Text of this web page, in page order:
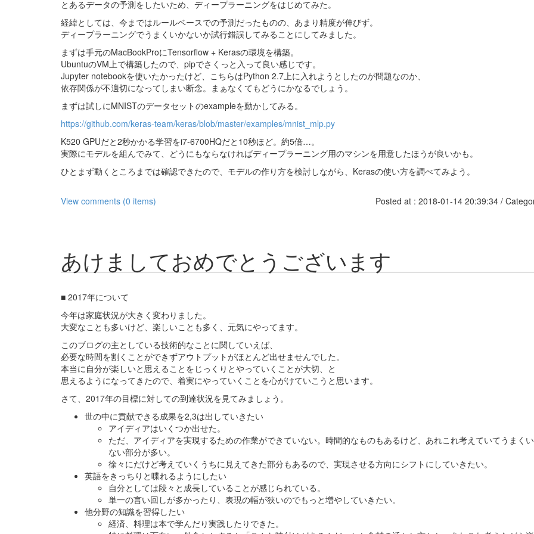
とあるデータの予測をしたいため、ディープラーニングをはじめてみた。
経緯としては、今まではルールベースでの予測だったものの、あまり精度が伸びず。
ディープラーニングでうまくいかないか試行錯誤してみることにしてみました。
まずは手元のMacBookProにTensorflow + Kerasの環境を構築。
UbuntuのVM上で構築したので、pipでさくっと入って良い感じです。
Jupyter notebookを使いたかったけど、こちらはPython 2.7上に入れようとしたのが問題なのか、
依存関係が不適切になってしまい断念。まぁなくてもどうにかなるでしょう。
まずは試しにMNISTのデータセットのexampleを動かしてみる。
https://github.com/keras-team/keras/blob/master/examples/mnist_mlp.py
K520 GPUだと2秒かかる学習をi7-6700HQだと10秒ほど。約5倍…。
実際にモデルを組んでみて、どうにもならなければディープラーニング用のマシンを用意したほうが良いかも。
ひとまず動くところまでは確認できたので、モデルの作り方を検討しながら、Kerasの使い方を調べてみよう。
View comments (0 items) Posted at : 2018-01-14 20:39:34 /
あけましておめでとうございます
■ 2017年について
今年は家庭状況が大きく変わりました。
大変なことも多いけど、楽しいことも多く、元気にやってます。
このブログの主としている技術的なことに関していえば、
必要な時間を割くことができずアウトプットがほとんど出せませんでした。
本当に自分が楽しいと思えることをじっくりとやっていくことが大切、と
思えるようになってきたので、着実にやっていくことを心がけていこうと思います。
さて、2017年の目標に対しての到達状況を見てみましょう。
世の中に貢献できる成果を2,3は出していきたい
アイディアはいくつか出せた。
ただ、アイディアを実現するための作業ができていない。時間的なものもあるけど、あれこれ考えていてうまく
ない部分が多い。
徐々にだけど考えていくうちに見えてきた部分もあるので、実現させる方向にシフトにしていきたい。
英語をきっちりと喋れるようにしたい
自分としては段々と成長していることが感じられている。
単一の言い回しが多かったり、表現の幅が狭いのでもっと増やしていきたい。
他分野の知識を習得したい
経済、料理は本で学んだり実践したりできた。